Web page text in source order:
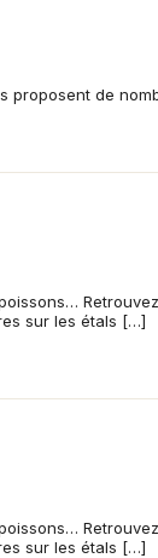
proposent de
sur les étals […]
sur les étals […]